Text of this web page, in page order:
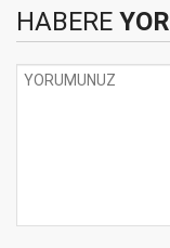
HABERE